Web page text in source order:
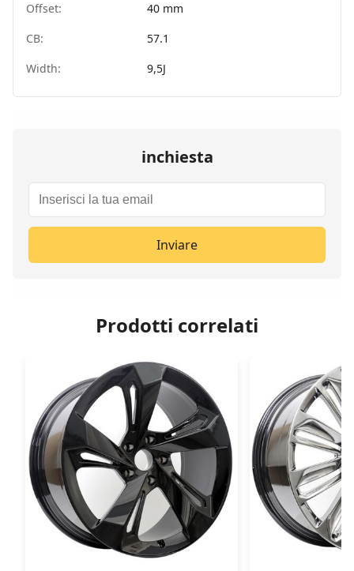
Offset:
40 mm
CB:
57.1
Width:
9,5J
inchiesta
Inviare
Prodotti correlati